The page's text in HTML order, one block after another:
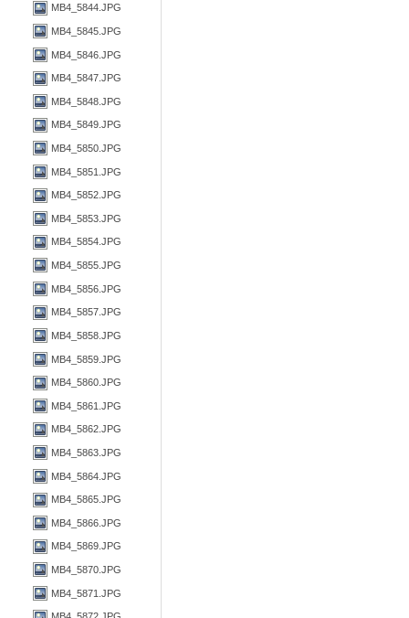
MB4_5844.JPG
MB4_5845.JPG
MB4_5846.JPG
MB4_5847.JPG
MB4_5848.JPG
MB4_5849.JPG
MB4_5850.JPG
MB4_5851.JPG
MB4_5852.JPG
MB4_5853.JPG
MB4_5854.JPG
MB4_5855.JPG
MB4_5856.JPG
MB4_5857.JPG
MB4_5858.JPG
MB4_5859.JPG
MB4_5860.JPG
MB4_5861.JPG
MB4_5862.JPG
MB4_5863.JPG
MB4_5864.JPG
MB4_5865.JPG
MB4_5866.JPG
MB4_5869.JPG
MB4_5870.JPG
MB4_5871.JPG